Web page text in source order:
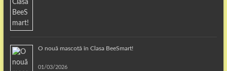
O nouă mascotă în Clasa BeeSmart!
01/03/2026